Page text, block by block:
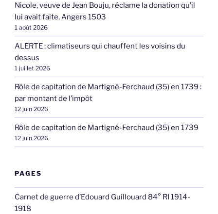
Nicole, veuve de Jean Bouju, réclame la donation qu’il
lui avait faite, Angers 1503
1 août 2026
ALERTE : climatiseurs qui chauffent les voisins du
dessus
1 juillet 2026
Rôle de capitation de Martigné-Ferchaud (35) en 1739 :
par montant de l’impôt
12 juin 2026
Rôle de capitation de Martigné-Ferchaud (35) en 1739
12 juin 2026
PAGES
Carnet de guerre d’Edouard Guillouard 84° RI 1914-
1918